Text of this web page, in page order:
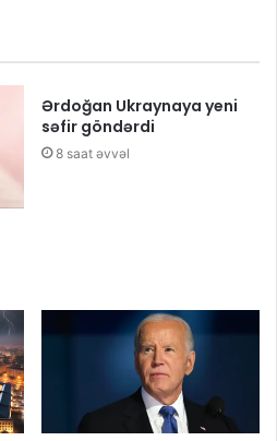
Ərdoğan Ukraynaya yeni
səfir göndərdi
8 saat əvvəl